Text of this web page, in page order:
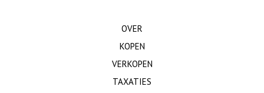
OVER
KOPEN
VERKOPEN
TAXATIES